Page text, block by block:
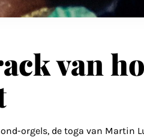
van
orgels, de toga van Martin